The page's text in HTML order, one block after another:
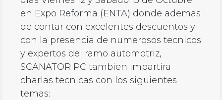
en Expo Reforma (ENTA) donde ademas
de contar con excelentes descuentos y
con la presencia de numerosos tecnicos
y expertos del ramo automotriz,
SCANATOR PC tambien impartira
charlas tecnicas con los siguientes
temas: